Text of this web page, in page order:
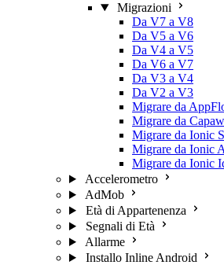
Migrazioni
Da V7 a V8
Da V5 a V6
Da V4 a V5
Da V6 a V7
Da V3 a V4
Da V2 a V3
Migrare da
Migrare da
Migrare da Ionic
Migrare da Ionic
Migrare da Ionic
Accelerometro
AdMob
Età di Appartenenza
Segnali di Età
Allarme
Installo Inline Android